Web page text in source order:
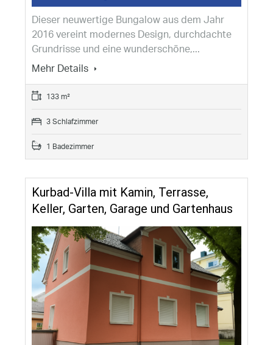
Dieser neuwertige Bungalow aus dem Jahr
2016 vereint modernes Design, durchdachte
Grundrisse und eine wunderschöne,...
Mehr Details
133 m²
3 Schlafzimmer
1 Badezimmer
Kurbad-Villa mit Kamin, Terrasse,
Keller, Garten, Garage und Gartenhaus